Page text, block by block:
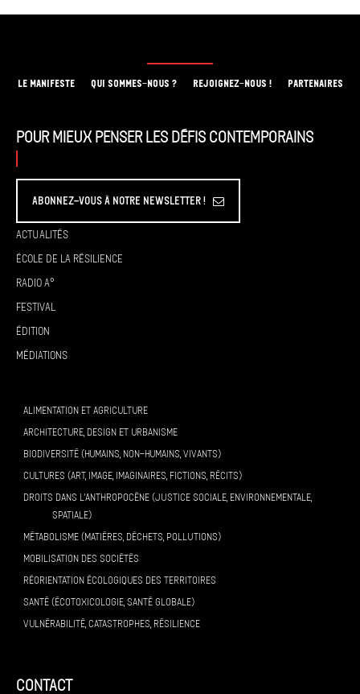
LE MANIFESTE QUI SOMMES-NOUS ? REJOIGNEZ-NOUS ! PARTENAIRES
Pour mieux penser les défis contemporains
Abonnez-vous à Notre Newsletter !
Actualités
École de la résilience
Radio A°
Festival
Édition
Médiations
ALIMENTATION ET AGRICULTURE
ARCHITECTURE, DESIGN ET URBANISME
BIODIVERSITÉ (HUMAINS, NON-HUMAINS, VIVANTS)
CULTURES (ART, IMAGE, IMAGINAIRES, FICTIONS, RÉCITS)
DROITS DANS L’ANTHROPOCÈNE (JUSTICE SOCIALE, ENVIRONNEMENTALE,
SPATIALE)
MÉTABOLISME (MATIÈRES, DÉCHETS, POLLUTIONS)
MOBILISATION DES SOCIÉTÉS
RÉORIENTATION ÉCOLOGIQUES DES TERRITOIRES
SANTÉ (ÉCOTOXICOLOGIE, SANTÉ GLOBALE)
VULNÉRABILITÉ, CATASTROPHES, RÉSILIENCE
contact